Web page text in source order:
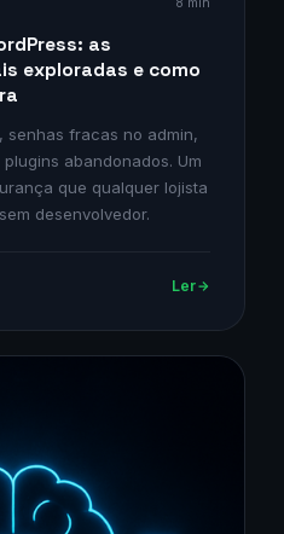
as
exploradas e como
senhas fracas no admin,
abandonados. Um
que qualquer lojista
desenvolvedor.
Ler